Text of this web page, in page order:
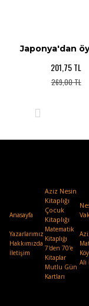
Japonya'dan
201,75 TL
269,00 TL
Anasayfa
Yazarlarımız
Hakkımızda
İletişim
Aziz Nesin
Kitaplığı
Çocuk
Kitaplığı
Matematik
Kitaplığı
7'den 70'e
Kitaplar
Mutlu Gün
Kartları
Ali